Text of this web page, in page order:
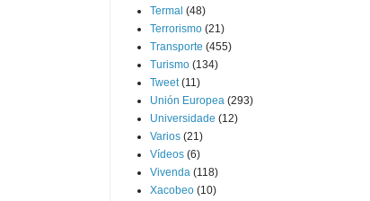
Termal (48)
Terrorismo (21)
Transporte (455)
Turismo (134)
Tweet (11)
Unión Europea (293)
Universidade (12)
Varios (21)
Vídeos (6)
Vivenda (118)
Xacobeo (10)